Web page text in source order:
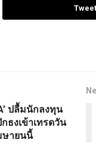
Tweet
ปลื้มนักลงทุน
ธงเข้าเทรดวัน
ษายนนี้